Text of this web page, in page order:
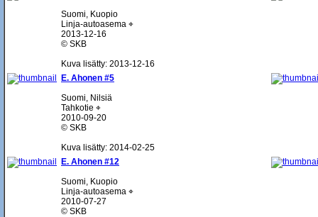
Suomi, Kuopio
Linja-autoasema ⌖
2013-12-16
© SKB
Kuva lisätty: 2013-12-16
E. Ahonen #5
Suomi, Nilsiä
Tahkotie ⌖
2010-09-20
© SKB
Kuva lisätty: 2014-02-25
E. Ahonen #12
Suomi, Kuopio
Linja-autoasema ⌖
2010-07-27
© SKB